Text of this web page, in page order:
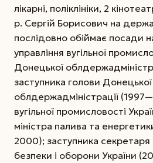
лікарні, поліклініки, 2
р. Сергій Борисович на
послідовно обіймає посади
управління вугільної
Донецької
заступника голови Донецької
облдержадміністрації
вугільної промисловості
міністра палива та
2000); заступника секретаря
безпеки і оборони України